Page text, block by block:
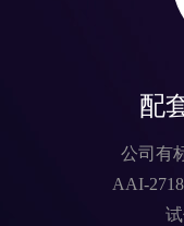
配
公司有
AAI-